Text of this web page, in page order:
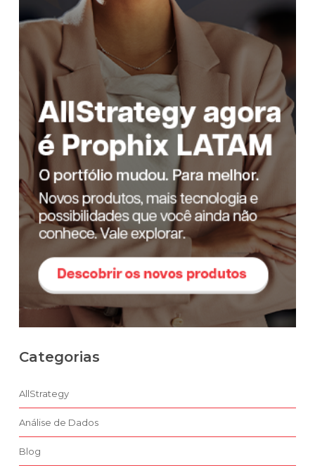
Categorias
AllStrategy
Análise de Dados
Blog